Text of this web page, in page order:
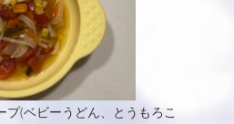
(ベビーうどん、とうもろこ